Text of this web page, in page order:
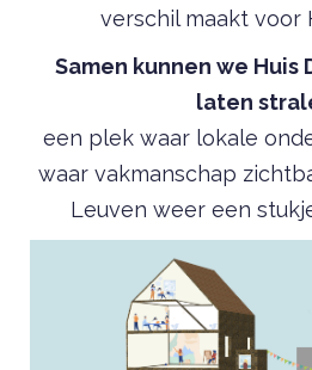
verschil maakt voor
Samen kunnen we
laten
een plek waar lokale
waar vakmanschap
Leuven weer een